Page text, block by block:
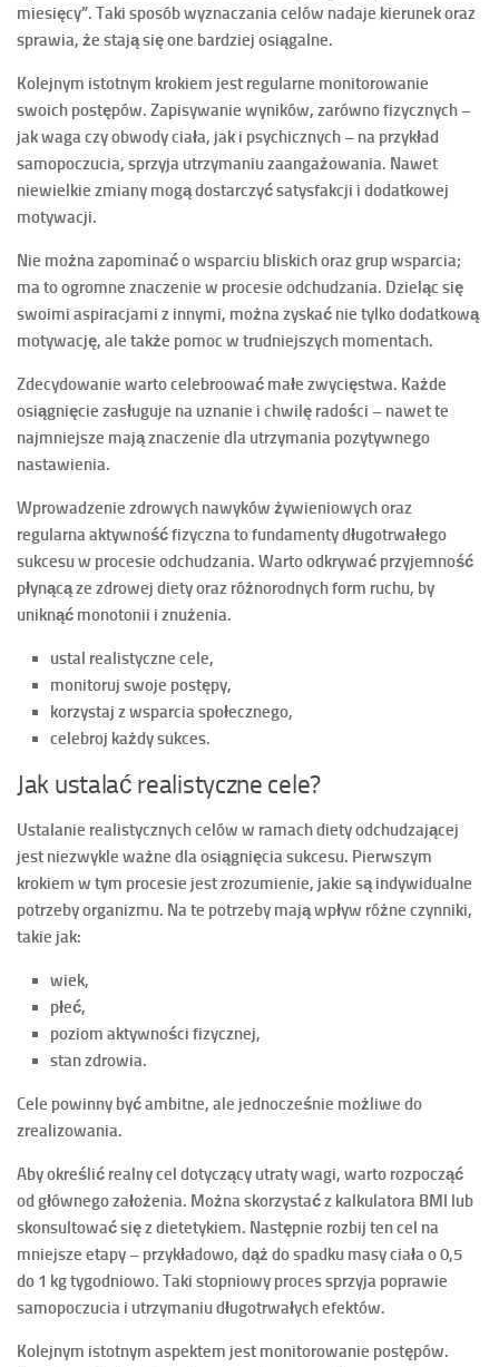
miesięcy”. Taki sposób wyznaczania celów nadaje kierunek oraz
sprawia, że stają się one bardziej osiągalne.
Kolejnym istotnym krokiem jest regularne monitorowanie
swoich postępów. Zapisywanie wyników, zarówno fizycznych –
jak waga czy obwody ciała, jak i psychicznych – na przykład
samopoczucia, sprzyja utrzymaniu zaangażowania. Nawet
niewielkie zmiany mogą dostarczyć satysfakcji i dodatkowej
motywacji.
Nie można zapominać owsparciu bliskich oraz grup wsparcia;
ma to ogromne znaczenie w procesie odchudzania. Dzieląc się
swoimi aspiracjami z innymi, można zyskać nie tylko dodatkową
motywację, ale także pomoc w trudniejszych momentach.
Zdecydowanie wartocelebroować małe zwycięstwa. Każde
osiągnięcie zasługuje na uznanie i chwilę radości – nawet te
najmniejsze mają znaczenie dla utrzymania pozytywnego
nastawienia.
Wprowadzenie zdrowych nawyków żywieniowychoraz
regularna aktywność fizycznato fundamenty długotrwałego
sukcesu w procesie odchudzania. Warto odkrywać przyjemność
płynącą ze zdrowej diety oraz różnorodnych form ruchu, by
uniknąć monotonii i znużenia.
ustal realistyczne cele,
monitoruj swoje postępy,
korzystaj z wsparcia społecznego,
celebroj każdy sukces.
Jak ustalać realistyczne cele?
Ustalanie realistycznych celów w ramach diety odchudzającej
jest niezwykle ważne dla osiągnięcia sukcesu. Pierwszym
krokiem w tym procesie jest zrozumienie, jakie są indywidualne
potrzeby organizmu. Na te potrzeby mają wpływ różne czynniki,
takie jak:
wiek,
płeć,
poziom aktywności fizycznej,
stan zdrowia.
Cele powinny być ambitne, ale jednocześnie możliwe do
zrealizowania.
Aby określić realny cel dotyczący utraty wagi, warto rozpocząć
od głównego założenia. Można skorzystać z kalkulatora BMI lub
skonsultować się z dietetykiem. Następnie rozbij ten cel na
mniejsze etapy – przykładowo, dąż do spadku masy ciała o0,5
do 1 kg tygodniowo. Taki stopniowy proces sprzyja poprawie
samopoczucia i utrzymaniu długotrwałych efektów.
Kolejnym istotnym aspektem jest monitorowanie postępów.